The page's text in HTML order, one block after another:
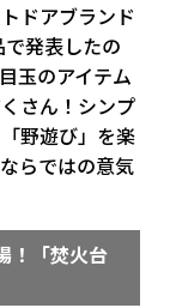
ドアブランド
で発表したの
玉のアイテム
さん！シンプ
野遊び」を楽
らではの意気
！「焚火台